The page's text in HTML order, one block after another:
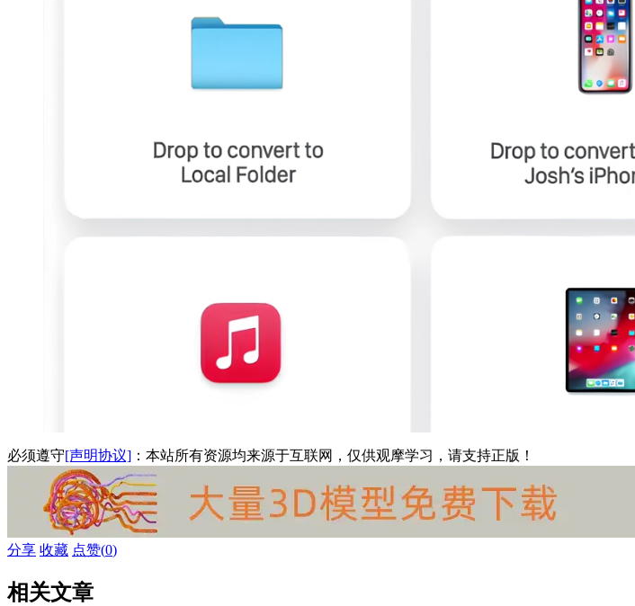
必须遵守[声明协议] ：本站所有资源均来源于互联网，仅供观摩学习，请支持正版！
分享 收藏 点赞(0)
相关文章